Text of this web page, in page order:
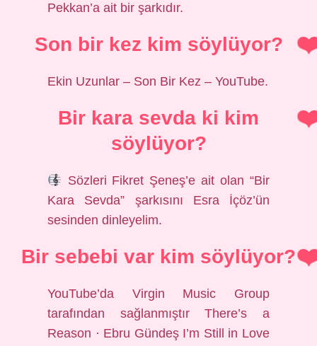
Pekkan’a ait bir şarkıdır.
Son bir kez kim söylüyor?
Ekin Uzunlar – Son Bir Kez – YouTube.
Bir kara sevda ki kim
söylüyor?
Sözleri Fikret Şeneş’e ait olan “Bir
Kara Sevda” şarkısını Esra İçöz’ün
sesinden dinleyelim.
Bir sebebi var kim söylüyor?
YouTube’da Virgin Music Group
tarafından sağlanmıştır There’s a
Reason · Ebru Gündeş I’m Still in Love